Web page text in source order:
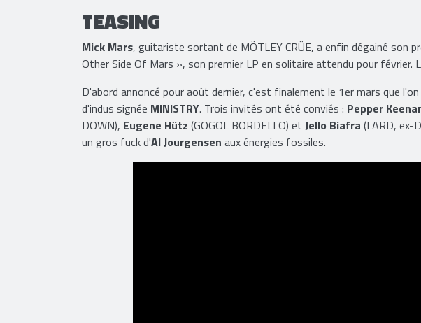
TEASING
Mick Mars, guitariste sortant de MÖTLEY CRÜE, a enfin dégainé son
Other Side Of Mars », son premier LP en solitaire attendu pour février.
D'abord annoncé pour août dernier, c'est finalement le 1er mars que
d'indus signée MINISTRY. Trois invités ont été conviés : Pepper
DOWN), Eugene Hütz (GOGOL BORDELLO) et Jello Biafra (LARD, ex-
un gros fuck d'Al Jourgensen aux énergies fossiles.